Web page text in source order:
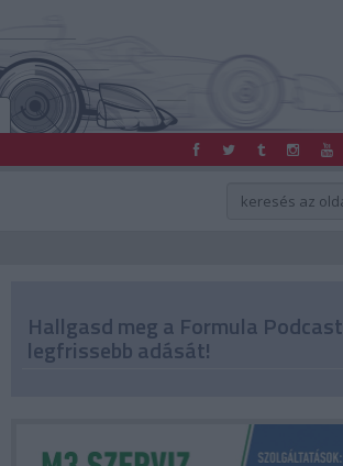
Hallgasd meg a Formula Podcast
legfrissebb adását!